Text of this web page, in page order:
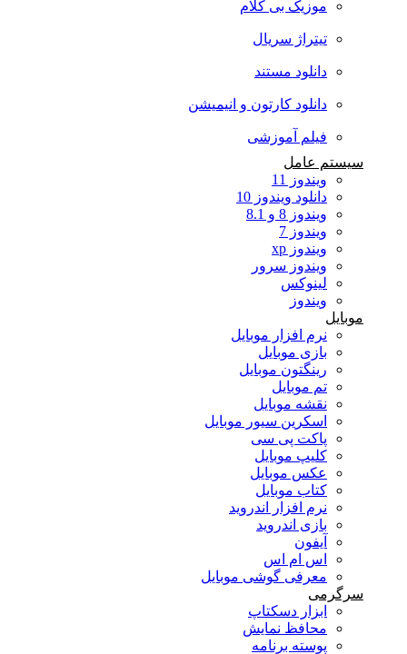
موزیک بی کلام
تیتراژ سریال
دانلود مستند
دانلود کارتون و انیمیشن
فیلم آموزشی
سیستم عامل
ویندوز 11
دانلود ویندوز 10
ویندوز 8 و 8.1
ویندوز 7
ویندوز xp
ویندوز سرور
لینوکس
ویندوز
موبایل
نرم افزار موبایل
بازی موبایل
رینگتون موبایل
تم موبایل
نقشه موبایل
اسکرین سیور موبایل
پاکت پی سی
کلیپ موبایل
عکس موبایل
کتاب موبایل
نرم افزار اندروید
بازی اندروید
آیفون
اس ام اس
معرفی گوشی موبایل
سرگرمی
ابزار دسکتاپ
محافظ نمایش
پوسته برنامه